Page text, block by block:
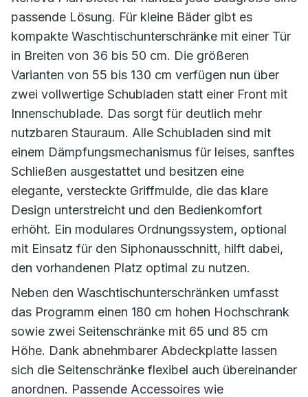
passende Lösung. Für kleine Bäder gibt es
kompakte Waschtischunterschränke mit einer Tür
in Breiten von 36 bis 50 cm. Die größeren
Varianten von 55 bis 130 cm verfügen nun über
zwei vollwertige Schubladen statt einer Front mit
Innenschublade. Das sorgt für deutlich mehr
nutzbaren Stauraum. Alle Schubladen sind mit
einem Dämpfungsmechanismus für leises, sanftes
Schließen ausgestattet und besitzen eine
elegante, versteckte Griffmulde, die das klare
Design unterstreicht und den Bedienkomfort
erhöht. Ein modulares Ordnungssystem, optional
mit Einsatz für den Siphonausschnitt, hilft dabei,
den vorhandenen Platz optimal zu nutzen.
Neben den Waschtischunterschränken umfasst
das Programm einen 180 cm hohen Hochschrank
sowie zwei Seitenschränke mit 65 und 85 cm
Höhe. Dank abnehmbarer Abdeckplatte lassen
sich die Seitenschränke flexibel auch übereinander
anordnen. Passende Accessoires wie